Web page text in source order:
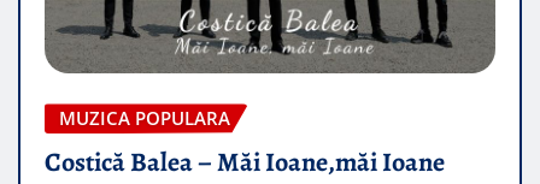
MUZICA POPULARA
Costică Balea – Măi Ioane,măi Ioane